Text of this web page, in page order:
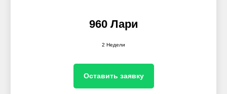
960 Лари
2 Недели
Оставить заявку